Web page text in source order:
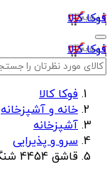
فوکا کالا
فوکا کالا
فوکا کالا
خانه و آشپزخانه
آشپزخانه
سرو و پذیرایی
قاشق 4454 شنگیا